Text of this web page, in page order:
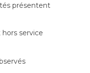
présentent
hors service